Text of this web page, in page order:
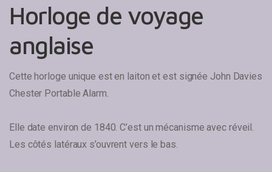
Horloge de voyage
anglaise
Cette horloge unique est en laiton et est signée John Davies
Chester Portable Alarm.
Elle date environ de 1840. C’est un mécanisme avec réveil.
Les côtés latéraux s’ouvrent vers le bas.